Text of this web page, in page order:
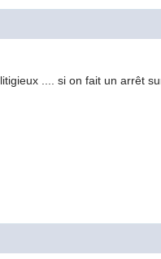
.... si on fait un arrêt